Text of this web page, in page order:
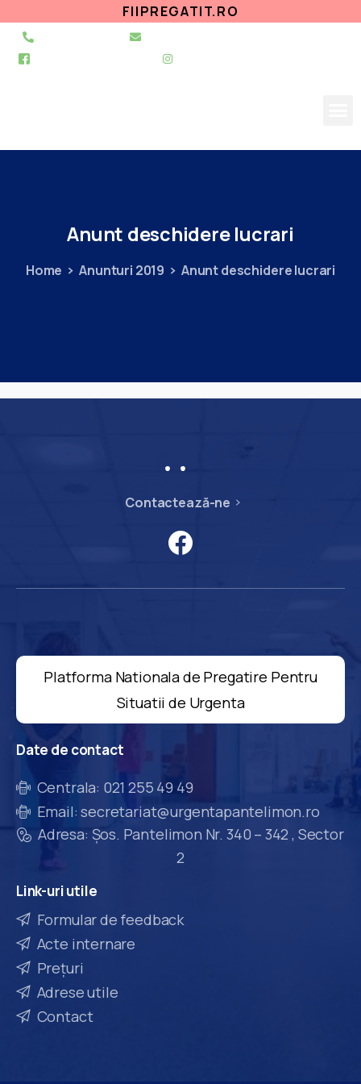
FIIPREGATIT.RO
Anunt deschidere lucrari
Home Anunturi 2019 Anunt deschidere lucrari
Contactează-ne
Platforma Nationala de Pregatire Pentru
Situatii de Urgenta
Datede contact
Centrala: 021 255 49 49
Email: secretariat@urgentapantelimon.ro
Adresa: Șos. Pantelimon Nr. 340 – 342 , Sector
2
Link-uriutile
Formular de feedback
Acte internare
Prețuri
Adrese utile
Contact